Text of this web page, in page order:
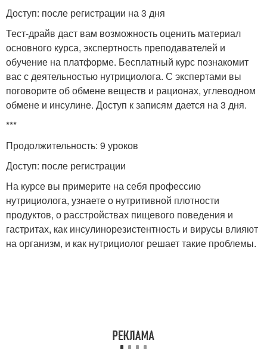
Доступ: после регистрации на 3 дня
Тест-драйв даст вам возможность оценить материал
основного курса, экспертность преподавателей и
обучение на платформе. Бесплатный курс познакомит
вас с деятельностью нутрициолога. С экспертами вы
поговорите об обмене веществ и рационах, углеводном
обмене и инсулине. Доступ к записям дается на 3 дня.
***
Продолжительность: 9 уроков
Доступ: после регистрации
На курсе вы примерите на себя профессию
нутрициолога, узнаете о нутритивной плотности
продуктов, о расстройствах пищевого поведения и
гастритах, как инсулинорезистентность и вирусы влияют
на организм, и как нутрициолог решает такие проблемы.